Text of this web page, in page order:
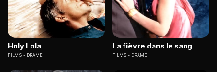
Holy Lola
FILMS DRAME
La fièvre dans le sang
FILMS DRAME